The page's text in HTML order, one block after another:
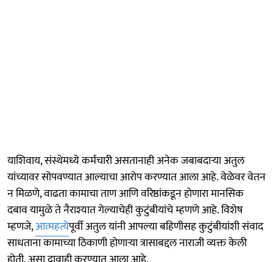
याशिवाय, संस्थेमध्ये कर्मचारी असतानाही अनेक जबाबदाऱ्या अतुल
यांच्यावर सोपवण्यात आल्याचा आरोप करण्यात आला आहे. वेळेवर वेतन
न मिळणे, वाढता कामाचा ताण आणि वरिष्ठांकडून होणारा मानसिक
दबाव यामुळे ते नैराश्यात गेल्याचेही कुटुंबीयांचे म्हणणे आहे. विशेष
म्हणजे,आत्महत्येपूर्वी अतुल यांनी आपल्या बहिणीसह कुटुंबीयांशी संवाद
साधताना कामाच्या ठिकाणी होणाऱ्या त्रासाबद्दल नाराजी व्यक्त केली